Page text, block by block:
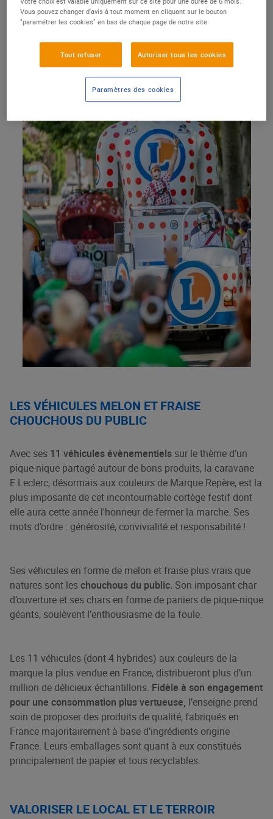
carrousel des montagnes.
LES VÉHICULES MELON ET FRAISE
CHOUCHOUS DU PUBLIC
Avec ses 11 véhicules évènementiels sur le thème d’un
pique-nique partagé autour de bons produits, la caravane
E.Leclerc, désormais aux couleurs de Marque Repère, est la
plus imposante de cet incontournable cortège festif dont
elle aura cette année l'honneur de fermer la marche. Ses
mots d’ordre : générosité, convivialité et responsabilité !
Ses véhicules en forme de melon et fraise plus vrais que
natures sont leschouchous du public. Son imposant char
d’ouverture et ses chars en forme de paniers de pique-nique
géants, soulèvent l’enthousiasme de la foule.
Les 11 véhicules (dont 4 hybrides) aux couleurs de la
marque la plus vendue en France, distribueront plus d’un
million de délicieux échantillons. Fidèle à son engagement
pour une consommation plus vertueuse, l’enseigne prend
soin de proposer des produits de qualité, fabriqués en
France majoritairement à base d’ingrédients origine
France. Leurs emballages sont quant à eux constitués
principalement de papier et tous recyclables.
VALORISER LE LOCAL ET LE TERROIR
Vous pouvez changer d'avis à tout moment en cliquant sur le bouton
"paramétrer les cookies" en bas de chaque page de notre site.
Tout refuser Autoriser tous les cookies
Paramètres des cookies